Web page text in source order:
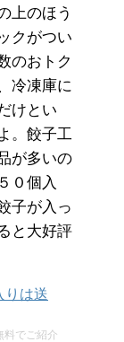
上のほう
クがつい
のおトク
冷凍庫に
けとい
。餃子工
が多いの
０個入
子が入っ
と大好評
料でご紹介